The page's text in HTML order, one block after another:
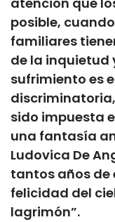
posible,
familiares
de la inquietud
sufrimiento es
sido impuesta
una fantasía
Ludovica De
tantos años de
felicidad del
lagrimón”.